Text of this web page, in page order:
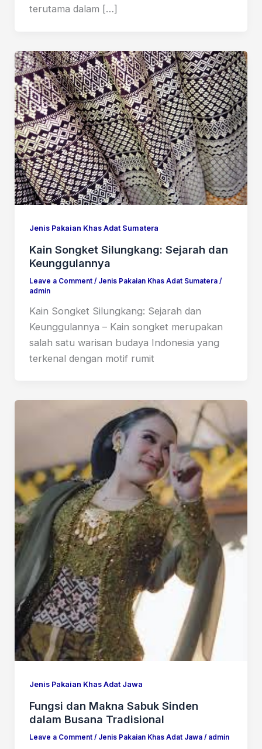
terutama dalam […]
Jenis Pakaian Khas Adat Sumatera
Kain Songket Silungkang: Sejarah dan
Keunggulannya
Leave a Comment / Jenis Pakaian Khas Adat Sumatera/
admin
Kain Songket Silungkang: Sejarah dan
Keunggulannya – Kain songket merupakan
salah satu warisan budaya Indonesia yang
terkenal dengan motif rumit
Jenis Pakaian Khas Adat Jawa
Fungsi dan Makna Sabuk Sinden
dalam Busana Tradisional
Leave a Comment / Jenis Pakaian Khas Adat Jawa/ admin